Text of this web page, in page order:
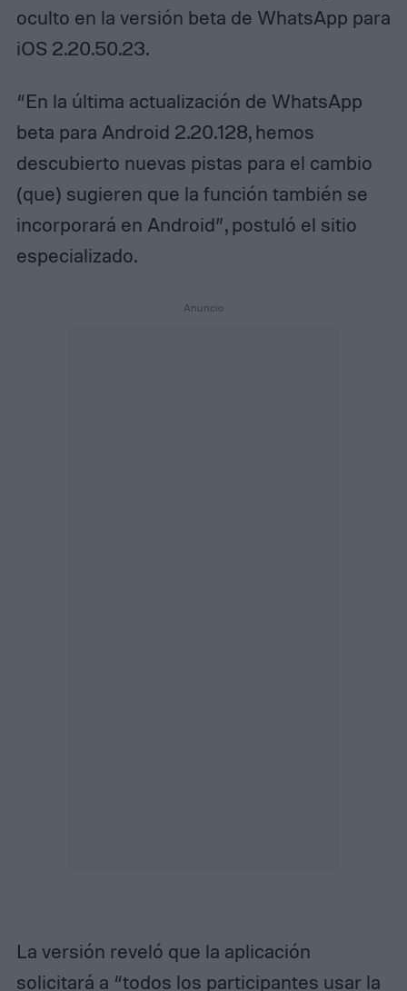
oculto en la versión beta de WhatsApp para
iOS 2.20.50.23.
“En la última actualización de WhatsApp
beta para Android 2.20.128, hemos
descubierto nuevas pistas para el cambio
(que) sugieren que la función también se
incorporará en Android”, postuló el sitio
especializado.
La versión reveló que la aplicación
solicitará a “todos los participantes usar la